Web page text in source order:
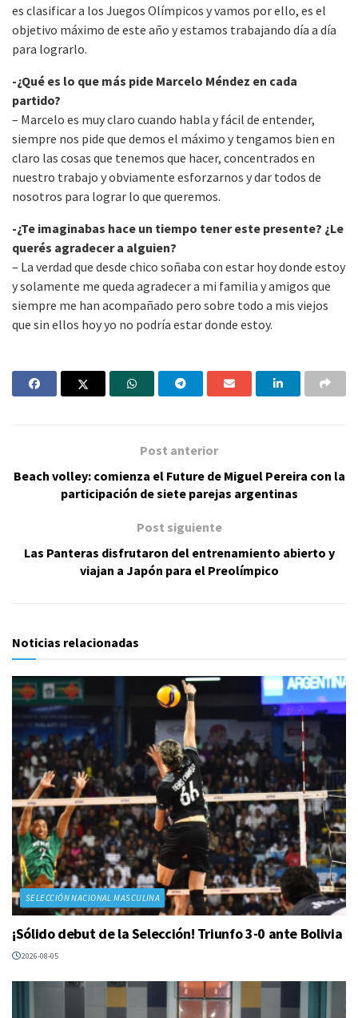
es clasificar a los Juegos Olímpicos y vamos por ello, es el
objetivo máximo de este año y estamos trabajando día a día
para lograrlo.
-¿Qué es lo que más pide Marcelo Méndez en cada
partido?
– Marcelo es muy claro cuando habla y fácil de entender,
siempre nos pide que demos el máximo y tengamos bien en
claro las cosas que tenemos que hacer, concentrados en
nuestro trabajo y obviamente esforzarnos y dar todos de
nosotros para lograr lo que queremos.
-¿Te imaginabas hace un tiempo tener este presente? ¿Le
querés agradecer a alguien?
– La verdad que desde chico soñaba con estar hoy donde estoy
y solamente me queda agradecer a mi familia y amigos que
siempre me han acompañado pero sobre todo a mis viejos
que sin ellos hoy yo no podría estar donde estoy.
Post anterior
Beach volley: comienza el Future de Miguel Pereira con la
participación de siete parejas argentinas
Post siguiente
Las Panteras disfrutaron del entrenamiento abierto y
viajan a Japón para el Preolímpico
Noticias relacionadas
SELECCIÓN NACIONAL MASCULINA
¡Sólido debut de la Selección! Triunfo 3-0 ante Bolivia
2026-08-05